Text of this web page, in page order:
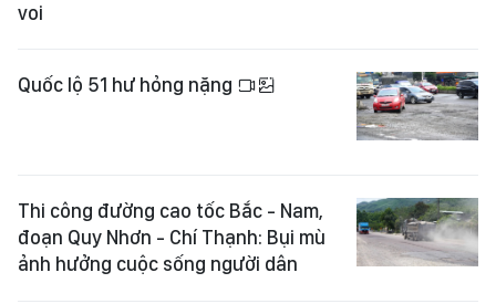
voi
Quốc lộ 51 hư hỏng nặng
Thi công đường cao tốc Bắc - Nam,
đoạn Quy Nhơn - Chí Thạnh: Bụi mù
ảnh hưởng cuộc sống người dân